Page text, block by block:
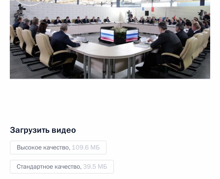
Загрузить видео
Высокое качество, 109.6 МБ
Стандартное качество, 39.5 МБ